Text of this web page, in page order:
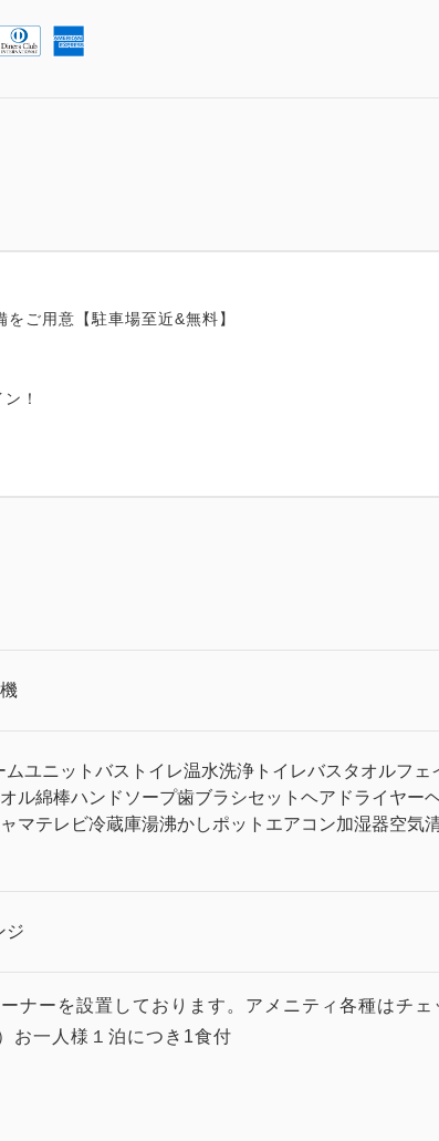
ご用意【駐車場至近&無料】
！
ムユニットバス トイレ温水洗浄トイレバスタオルフェ
ル綿棒ハンドソープ歯ブラシセット ヘアドライヤー
マテレビ冷蔵庫湯沸かしポット エアコン加湿器空気
ジ
ナーを設置しております。アメニティ各種はチェ
お一人様１泊につき1食付